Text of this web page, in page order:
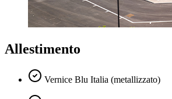
Allestimento
Vernice Blu Italia (metallizzato)